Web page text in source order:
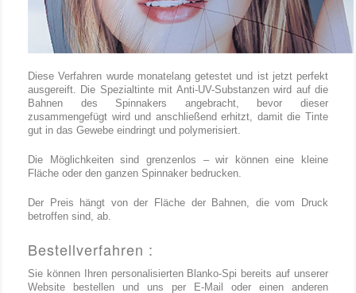
Diese Verfahren wurde monatelang getestet und ist jetzt perfekt
ausgereift. Die Spezialtinte mit Anti-UV-Substanzen wird auf die
Bahnen des Spinnakers angebracht, bevor dieser
zusammengefügt wird und anschließend erhitzt, damit die Tinte
gut in das Gewebe eindringt und polymerisiert.
Die Möglichkeiten sind grenzenlos – wir können eine kleine
Fläche oder den ganzen Spinnaker bedrucken.
Der Preis hängt von der Fläche der Bahnen, die vom Druck
betroffen sind, ab.
Bestellverfahren :
Sie können Ihren personalisierten Blanko-Spi bereits auf unserer
Website bestellen und uns per E-Mail oder einen anderen